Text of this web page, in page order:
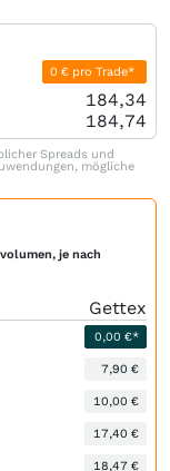
0 € pro Trade*
184,34
184,74
Spreads und
mögliche
je nach
Gettex
0,00 €*
7,90 €
10,00 €
17,40 €
18,47 €